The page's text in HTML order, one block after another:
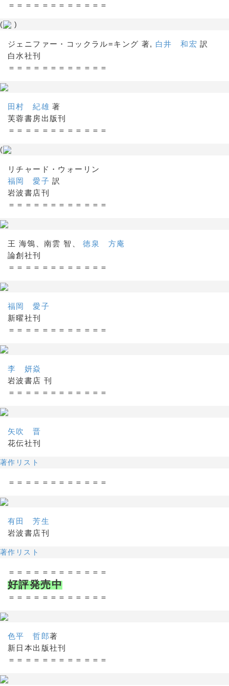
＝＝＝＝＝＝＝＝＝＝＝＝
( )
ジェニファー・コックラル=キング 著, 白井 和宏 訳
白水社刊
＝＝＝＝＝＝＝＝＝＝＝＝
田村 紀雄 著
芙蓉書房出版刊
＝＝＝＝＝＝＝＝＝＝＝＝
(
リチャード・ウォーリン
福岡 愛子 訳
岩波書店刊
＝＝＝＝＝＝＝＝＝＝＝＝
王 海鴒、南雲 智、徳泉 方庵
論創社刊
＝＝＝＝＝＝＝＝＝＝＝＝
福岡 愛子
新曜社刊
＝＝＝＝＝＝＝＝＝＝＝＝
李 妍焱
岩波書店 刊
＝＝＝＝＝＝＝＝＝＝＝＝
矢吹 晋
花伝社刊
著作リスト
＝＝＝＝＝＝＝＝＝＝＝＝
有田 芳生
岩波書店刊
著作リスト
＝＝＝＝＝＝＝＝＝＝＝＝
好評発売中
＝＝＝＝＝＝＝＝＝＝＝＝
色平 哲郎著
新日本出版社刊
＝＝＝＝＝＝＝＝＝＝＝＝